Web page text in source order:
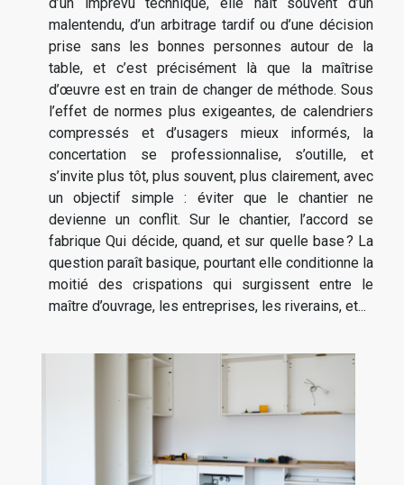
d’un imprévu technique, elle naît souvent d’un
malentendu, d’un arbitrage tardif ou d’une décision
prise sans les bonnes personnes autour de la
table, et c’est précisément là que la maîtrise
d’œuvre est en train de changer de méthode. Sous
l’effet de normes plus exigeantes, de calendriers
compressés et d’usagers mieux informés, la
concertation se professionnalise, s’outille, et
s’invite plus tôt, plus souvent, plus clairement, avec
un objectif simple : éviter que le chantier ne
devienne un conflit. Sur le chantier, l’accord se
fabrique Qui décide, quand, et sur quelle base ? La
question paraît basique, pourtant elle conditionne la
moitié des crispations qui surgissent entre le
maître d’ouvrage, les entreprises, les riverains, et...